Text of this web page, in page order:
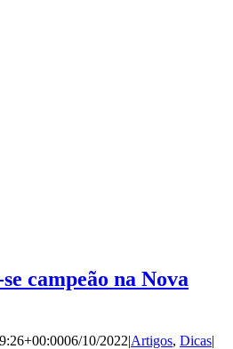
campeão na Nova
06/10/2022|Artigos, Dicas|